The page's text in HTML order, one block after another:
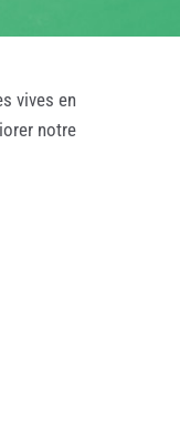
vives en
notre